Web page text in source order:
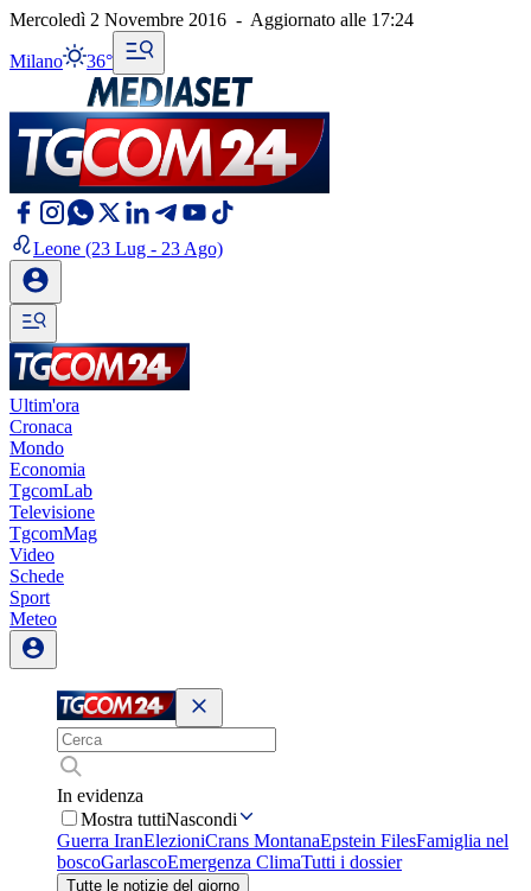
Mercoledì 2 Novembre 2016 - Aggiornato alle 17:24
Milano 36°
Leone (23 Lug - 23 Ago)
Ultim'ora
Cronaca
Mondo
Economia
TgcomLab
Televisione
TgcomMag
Video
Schede
Sport
Meteo
In evidenza
Mostra tuttiNascondi
Guerra IranElezioniCrans MontanaEpstein FilesFamiglia nel
boscoGarlascoEmergenza ClimaTutti i dossier
Tutte le notizie del giorno